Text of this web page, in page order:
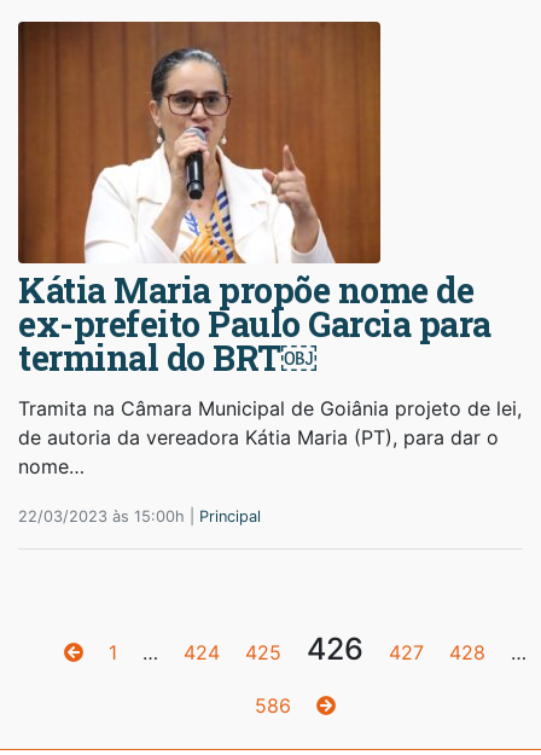
Kátia Maria propõe nome de
ex-prefeito Paulo Garcia para
terminal do BRT￼
Tramita na Câmara Municipal de Goiânia projeto de lei,
de autoria da vereadora Kátia Maria (PT), para dar o
nome…
22/03/2023 às 15:00h | Principal
1 … 424 425 426 427 428 …
586